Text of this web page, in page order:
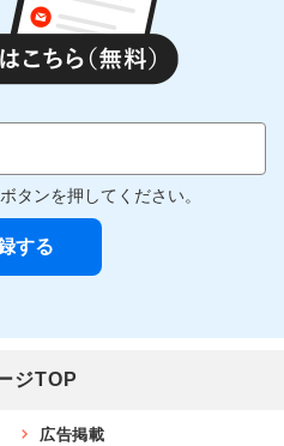
タンを押してください。
ジTOP
広告掲載